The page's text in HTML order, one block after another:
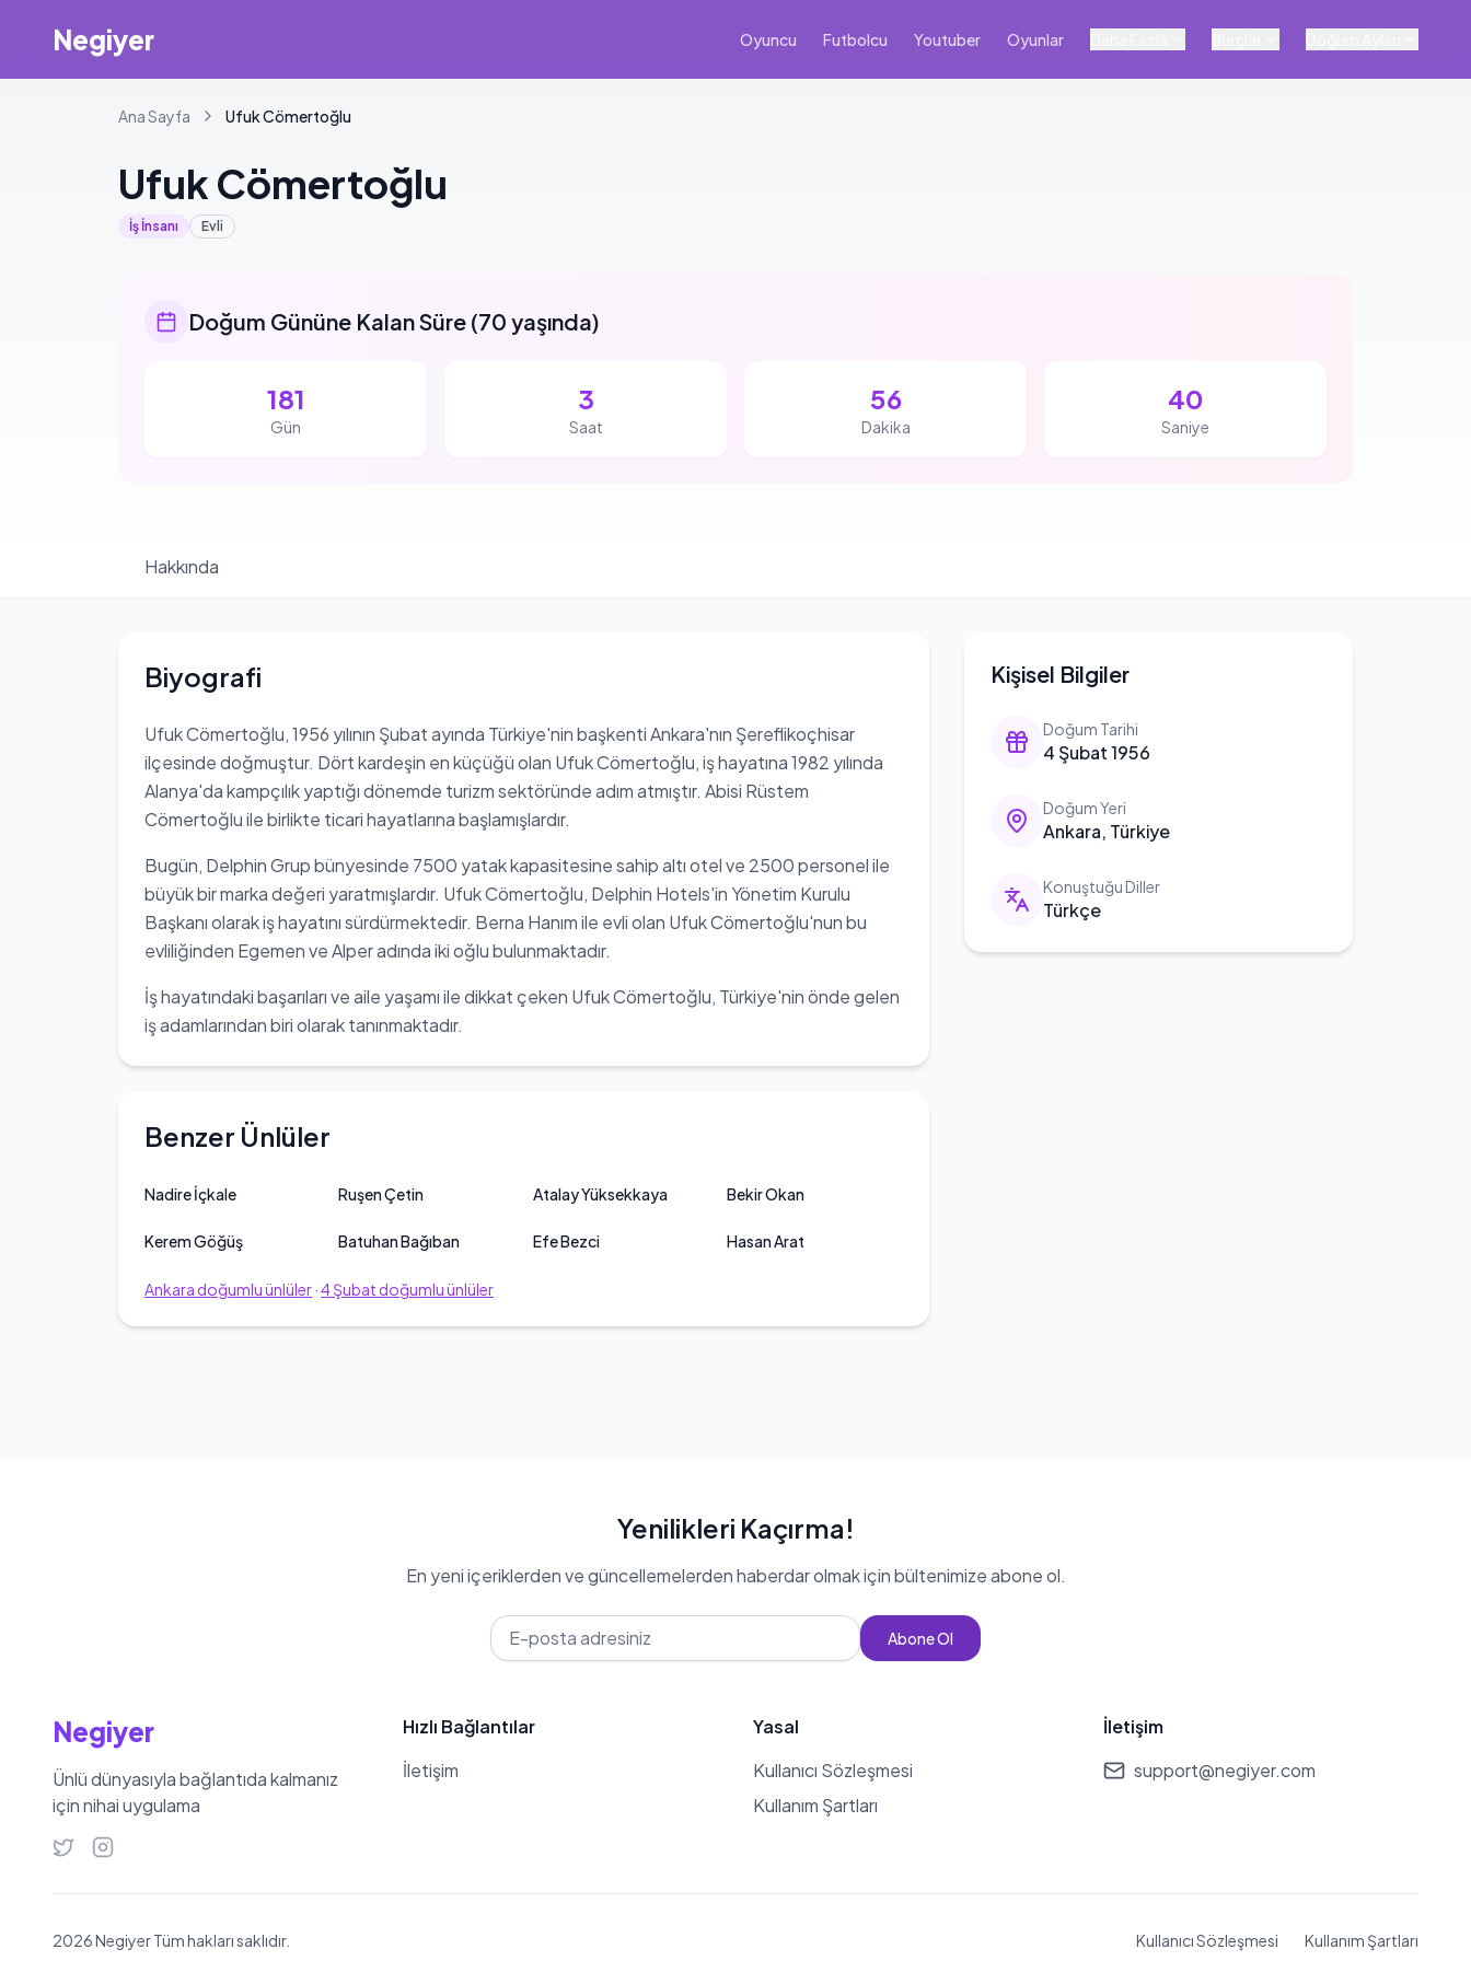
Negiyer Oyuncu Futbolcu Youtuber Oyunlar
Ana Sayfa UfukCömertoğlu
Ufuk Cömertoğlu
İş İnsanı Evli
Doğum Gününe Kalan Süre (70 yaşında)
181
Gün
3
Saat
56
Dakika
40
Saniye
Hakkında
Kişisel Bilgiler
Doğum Tarihi
4 Şubat 1956
Doğum Yeri
Ankara, Türkiye
Konuştuğu Diller
Türkçe
Biyografi
Ufuk Cömertoğlu, 1956 yılının Şubat ayında Türkiye'nin başkenti Ankara'nın Şereflikoçhisar
ilçesinde doğmuştur. Dört kardeşin en küçüğü olan Ufuk Cömertoğlu, iş hayatına 1982 yılında
Alanya'da kampçılık yaptığı dönemde turizm sektöründe adım atmıştır. Abisi Rüstem
Cömertoğlu ile birlikte ticari hayatlarına başlamışlardır.
Bugün, Delphin Grup bünyesinde 7500 yatak kapasitesine sahip altı otel ve 2500 personel ile
büyük bir marka değeri yaratmışlardır. Ufuk Cömertoğlu, Delphin Hotels'in Yönetim Kurulu
Başkanı olarak iş hayatını sürdürmektedir. Berna Hanım ile evli olan Ufuk Cömertoğlu'nun bu
evliliğinden Egemen ve Alper adında iki oğlu bulunmaktadır.
İş hayatındaki başarıları ve aile yaşamı ile dikkat çeken Ufuk Cömertoğlu, Türkiye'nin önde gelen
iş adamlarından biri olarak tanınmaktadır.
Benzer Ünlüler
Nadire İçkale Ruşen Çetin Atalay Yüksekkaya Bekir Okan
Kerem Göğüş Batuhan Bağıban Efe Bezci Hasan Arat
Ankara doğumlu ünlüler·4Şubat doğumlu ünlüler
Yenilikleri Kaçırma!
En yeni içeriklerden ve güncellemelerden haberdar olmak için bültenimize abone ol.
Abone Ol
Negiyer
Ünlü dünyasıyla bağlantıda kalmanız
için nihai uygulama
Hızlı Bağlantılar
İletişim
Yasal
Kullanıcı Sözleşmesi
Kullanım Şartları
İletişim
support@negiyer.com
2026 Negiyer Tüm hakları saklıdır. Kullanıcı Sözleşmesi Kullanım Şartları